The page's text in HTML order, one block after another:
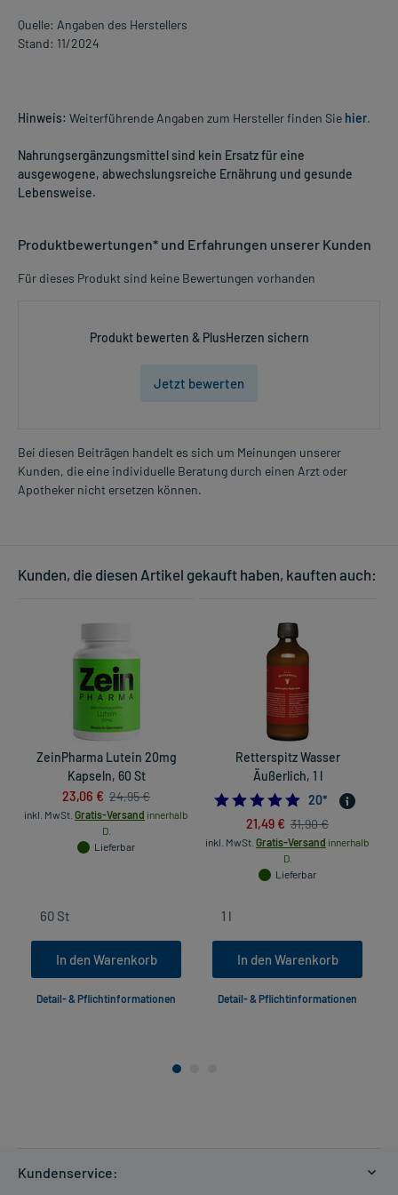
Quelle: Angaben des Herstellers
Stand: 11/2024
Hinweis: Weiterführende Angaben zum Hersteller finden Sie hier.
Nahrungsergänzungsmittel sind kein Ersatz für eine
ausgewogene, abwechslungsreiche Ernährung und gesunde
Lebensweise.
Produktbewertungen* und Erfahrungen unserer Kunden
Für dieses Produkt sind keine Bewertungen vorhanden
Produkt bewerten & PlusHerzen sichern
Jetzt bewerten
Bei diesen Beiträgen handelt es sich um Meinungen unserer
Kunden, die eine individuelle Beratung durch einen Arzt oder
Apotheker nicht ersetzen können.
Kunden, die diesen Artikel gekauft haben, kauften auch:
ZeinPharma Lutein 20mg
Kapseln, 60 St
23,06 € 24,95 €
inkl. MwSt. Gratis-Versand innerhalb
D.
Lieferbar
In den Warenkorb
Detail- & Pflichtinformationen
Retterspitz Wasser
Äußerlich, 1 l
5.0
20*
21,49 € 31,90 €
inkl. MwSt. Gratis-Versand innerhalb
D.
Lieferbar
In den Warenkorb
Detail- & Pflichtinformationen
Kundenservice: